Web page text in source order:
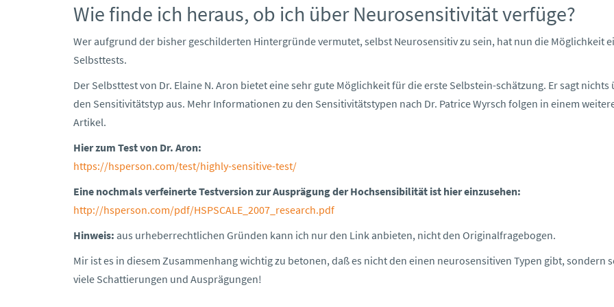
Wie finde ich heraus, ob ich über Neurosensitivität verfüge?
Wer aufgrund der bisher geschilderten Hintergründe vermutet, selbst Neurosensitiv zu sein, hat nun die Möglichkeit
Selbsttests.
Der Selbsttest von Dr. Elaine N. Aron bietet eine sehr gute Möglichkeit für die erste Selbstein-schätzung. Er sagt nichts
den Sensitivitätstyp aus. Mehr Informationen zu den Sensitivitätstypen nach Dr. Patrice Wyrsch folgen in einem
Artikel.
Hier zum Test von Dr. Aron:
https://hsperson.com/test/highly-sensitive-test/
Eine nochmals verfeinerte Testversion zur Ausprägung der Hochsensibilität ist hier einzusehen:
http://hsperson.com/pdf/HSPSCALE_2007_research.pdf
Hinweis: aus urheberrechtlichen Gründen kann ich nur den Link anbieten, nicht den Originalfragebogen.
Mir ist es in diesem Zusammenhang wichtig zu betonen, daß es nicht den einen neurosensitiven Typen gibt, sondern
viele Schattierungen und Ausprägungen!